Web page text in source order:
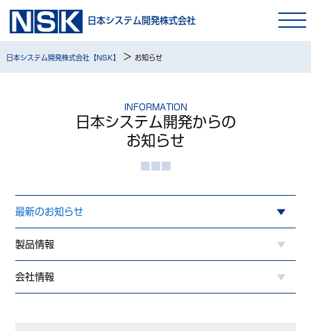
日本システム開発株式会社
日本システム開発株式会社【NSK】 > お知らせ
INFORMATION
日本システム開発からの
お知らせ
最新のお知らせ
製品情報
会社情報